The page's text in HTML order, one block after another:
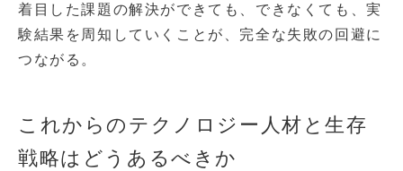
着目した課題の解決ができても、できなくても、実
験結果を周知していくことが、完全な失敗の回避に
つながる。
これからのテクノロジー人材と生存
戦略はどうあるべきか